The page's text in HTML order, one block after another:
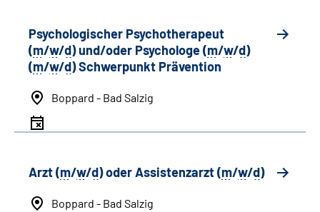
Psychologischer Psychotherapeut
(m/w/d) und/oder Psychologe (m/w/d)
(m/w/d) Schwerpunkt Prävention
Boppard - Bad Salzig
Arzt (m/w/d) oder Assistenzarzt (m/w/d)
Boppard - Bad Salzig